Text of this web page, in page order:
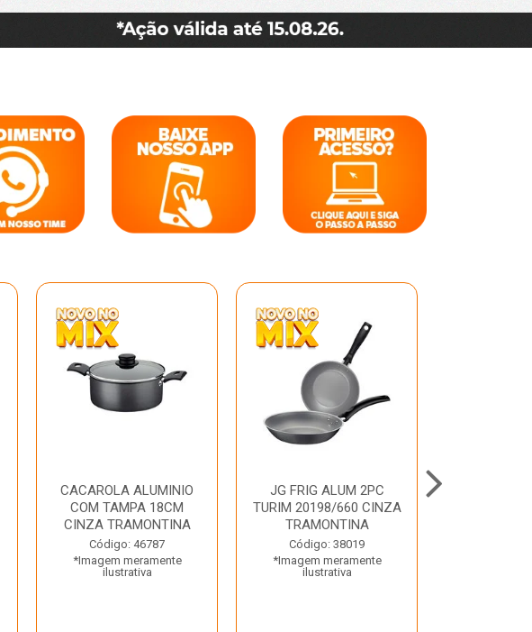
CACAROLA ALUMINIO
COM TAMPA 18CM
CINZA TRAMONTINA
Código: 46787
*Imagem meramente
ilustrativa
JG FRIG ALUM 2PC
TURIM 20198/660 CINZA
TRAMONTINA
Código: 38019
*Imagem meramente
ilustrativa